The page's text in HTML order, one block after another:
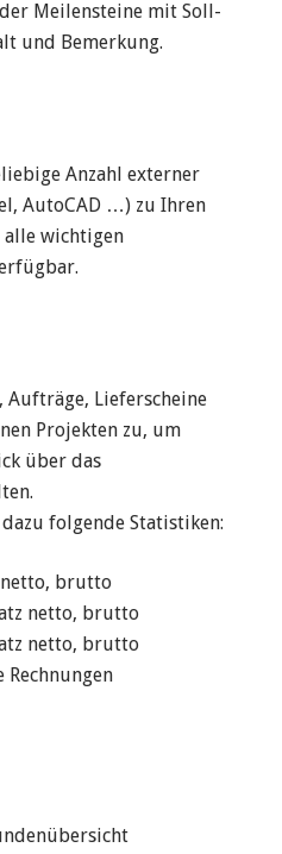
Meilensteine mit Soll-
und Bemerkung.
Anzahl externer
AutoCAD …) zu Ihren
alle wichtigen
Aufträge, Lieferscheine
Projekten zu, um
über das
folgende Statistiken:
brutto
netto, brutto
netto, brutto
Rechnungen